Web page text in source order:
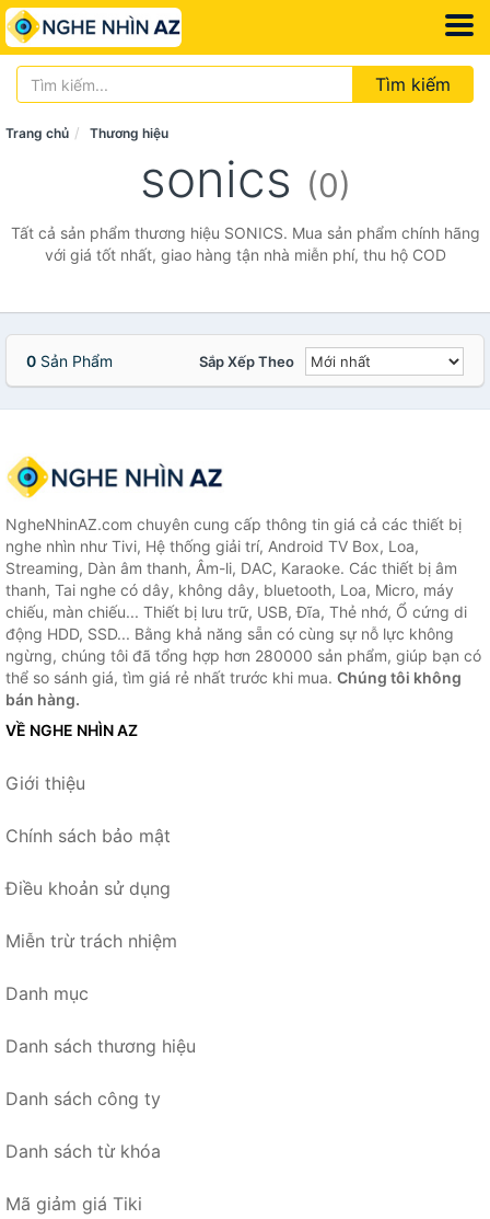
Tìm kiếm
Trang chủ Thương hiệu
sonics (0)
Tất cả sản phẩm thương hiệu SONICS. Mua sản phẩm chính hãng
với giá tốt nhất, giao hàng tận nhà miễn phí, thu hộ COD
0 Sản Phẩm Sắp Xếp Theo
NgheNhinAZ.com chuyên cung cấp thông tin giá cả các thiết bị
nghe nhìn như Tivi, Hệ thống giải trí, Android TV Box, Loa,
Streaming, Dàn âm thanh, Âm-li, DAC, Karaoke. Các thiết bị âm
thanh, Tai nghe có dây, không dây, bluetooth, Loa, Micro, máy
chiếu, màn chiếu... Thiết bị lưu trữ, USB, Đĩa, Thẻ nhớ, Ổ cứng di
động HDD, SSD... Bằng khả năng sẵn có cùng sự nỗ lực không
ngừng, chúng tôi đã tổng hợp hơn 280000 sản phẩm, giúp bạn có
thể so sánh giá, tìm giá rẻ nhất trước khi mua. Chúng tôi không
bán hàng.
VỀ NGHE NHÌN AZ
Giới thiệu
Chính sách bảo mật
Điều khoản sử dụng
Miễn trừ trách nhiệm
Danh mục
Danh sách thương hiệu
Danh sách công ty
Danh sách từ khóa
Mã giảm giá Tiki